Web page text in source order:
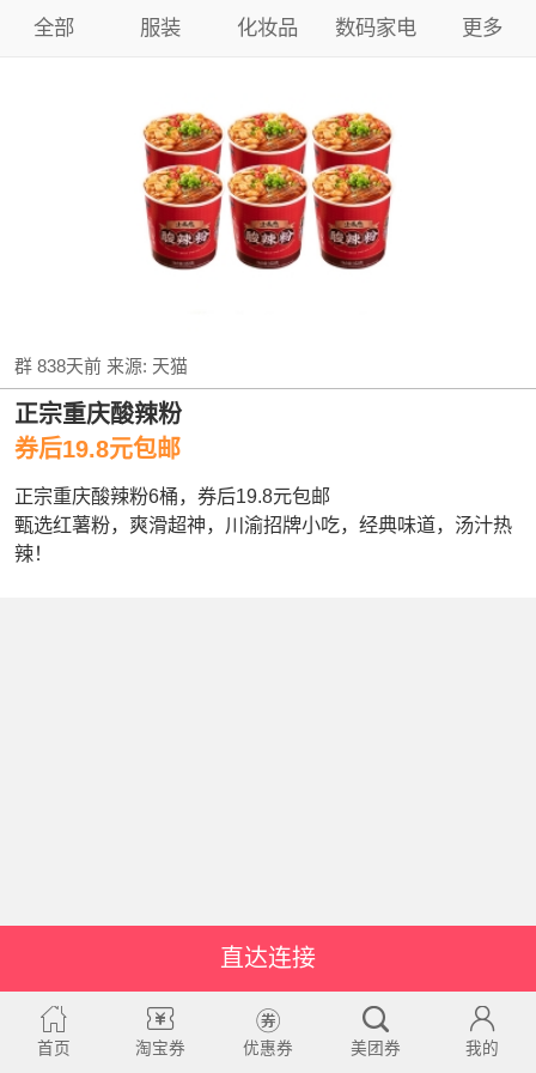
全部 服装 化妆品 数码家电 更多
群 838天前来源: 天猫
正宗重庆酸辣粉
券后19.8元包邮
正宗重庆酸辣粉6桶，券后19.8元包邮
甄选红薯粉，爽滑超神，川渝招牌小吃，经典味道，汤汁热
辣！
直达连接
首页 淘宝券 优惠券 美团券 我的